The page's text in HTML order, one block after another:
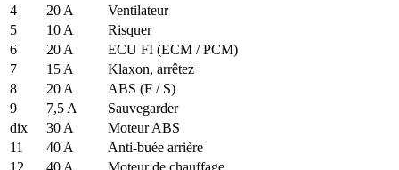
4
20 A
Ventilateur
5
10 A
Risquer
6
20 A
ECU FI (ECM / PCM)
7
15 A
Klaxon, arrêtez
8
20 A
ABS (F / S)
9
7,5 A
Sauvegarder
dix
30 A
Moteur ABS
11
40 A
Anti-buée arrière
12
40 A
Moteur de chauffage